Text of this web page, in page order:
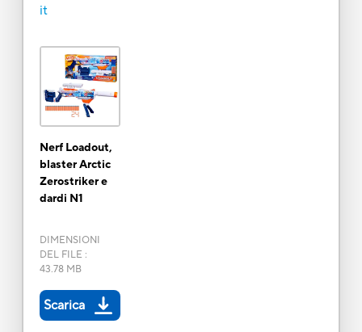
it
Nerf Loadout,
blaster Arctic
Zerostriker e
dardi N1
DIMENSIONI
DEL FILE :
43.78 MB
Scarica